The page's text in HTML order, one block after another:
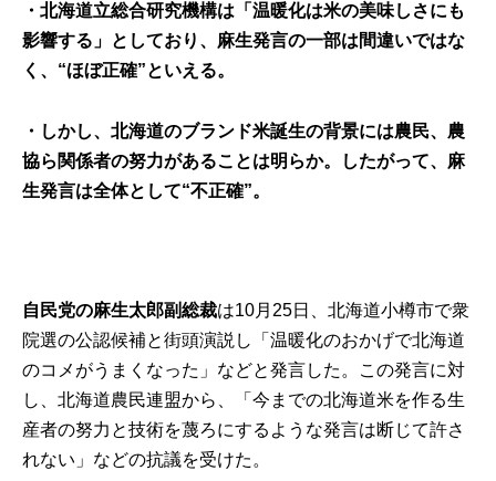
・北海道立総合研究機構は「温暖化は米の美味しさにも
影響する」としており、麻生発言の一部は間違いではな
く、“ほぼ正確”といえる。
・しかし、北海道のブランド米誕生の背景には農民、農
協ら関係者の努力があることは明らか。したがって、麻
生発言は全体として“不正確”。
自民党の麻生太郎副総裁は10月25日、北海道小樽市で衆
院選の公認候補と街頭演説し「温暖化のおかげで北海道
のコメがうまくなった」などと発言した。この発言に対
し、北海道農民連盟から、「今までの北海道米を作る生
産者の努力と技術を蔑ろにするような発言は断じて許さ
れない」などの抗議を受けた。